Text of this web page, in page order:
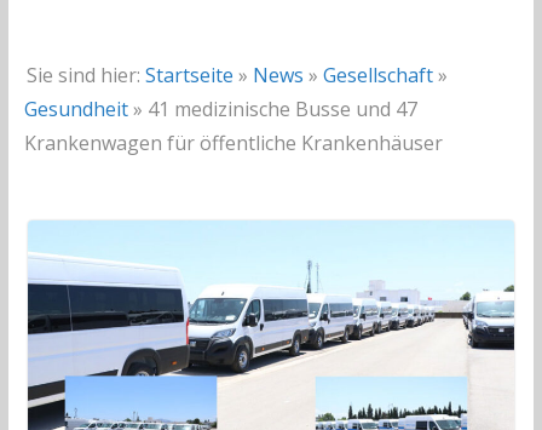
Sie sind hier: Startseite » News » Gesellschaft»
Gesundheit» 41 medizinische Busse und 47
Krankenwagen für öffentliche Krankenhäuser